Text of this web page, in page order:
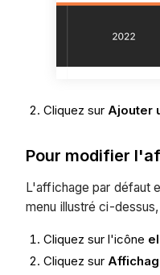
Cliquez sur Ajouter
Pour modifier
L'affichage par défaut
menu illustré ci-
Cliquez sur l'icône
Cliquez sur